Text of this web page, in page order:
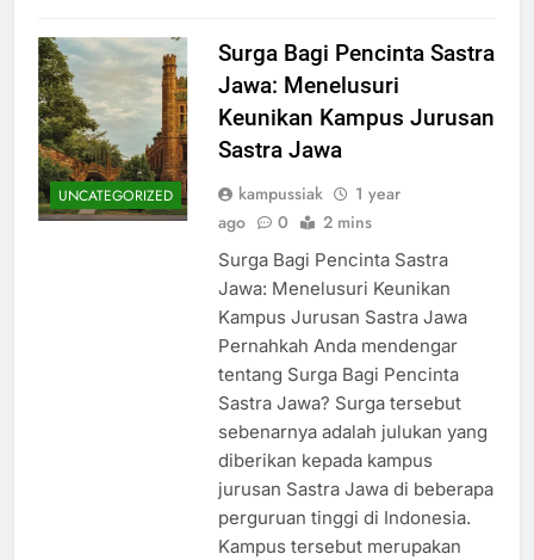
UNCATEGORIZED
Surga Bagi Pencinta Sastra
Jawa: Menelusuri
Keunikan Kampus Jurusan
Sastra Jawa
kampussiak
1 year
ago
0 2 mins
Surga Bagi Pencinta Sastra
Jawa: Menelusuri Keunikan
Kampus Jurusan Sastra Jawa
Pernahkah Anda mendengar
tentang Surga Bagi Pencinta
Sastra Jawa? Surga tersebut
sebenarnya adalah julukan yang
diberikan kepada kampus
jurusan Sastra Jawa di beberapa
perguruan tinggi di Indonesia.
Kampus tersebut merupakan